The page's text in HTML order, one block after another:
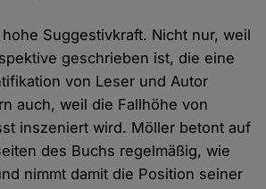
Suggestivkraft. Nicht nur, weil
geschrieben ist, die eine
von Leser und Autor
auch, weil die Fallhöhe von
inszeniert wird. Möller betont auf
des Buchs regelmäßig, wie
nimmt damit die Position seiner